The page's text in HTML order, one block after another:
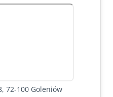
72-100 Goleniów